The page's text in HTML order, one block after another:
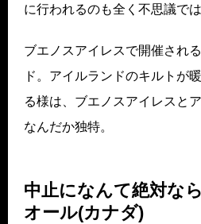
に行われるのも全く不思議で
ブエノスアイレスで開催され
ド。アイルランドのキルトが
る様は、ブエノスアイレスと
なんだか独特。
中止になんて絶対な
オール(カナダ)